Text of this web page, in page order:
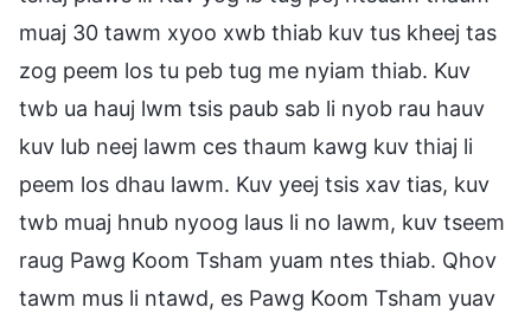
muaj 30 tawm xyoo xwb thiab kuv tus kheej tas
zog peem los tu peb tug me nyiam thiab. Kuv
twb ua hauj lwm tsis paub sab li nyob rau hauv
kuv lub neej lawm ces thaum kawg kuv thiaj li
peem los dhau lawm. Kuv yeej tsis xav tias, kuv
twb muaj hnub nyoog laus li no lawm, kuv tseem
raug Pawg Koom Tsham yuam ntes thiab. Qhov
tawm mus li ntawd, es Pawg Koom Tsham yuav